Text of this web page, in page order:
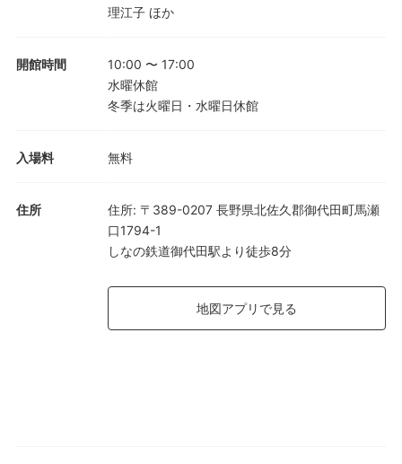
理江子 ほか
開館時間 10:00 〜 17:00
水曜休館
冬季は火曜日・水曜日休館
入場料 無料
住所 住所: 〒389-0207 長野県北佐久郡御代田町馬瀬
口1794-1
しなの鉄道御代田駅より徒歩8分
地図アプリで見る